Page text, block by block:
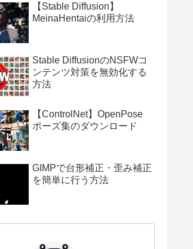
【Stable Diffusion】
MeinaHentaiの利用方法
Stable DiffusionのNSFWコ
ンテンツ対策を無効化する
方法
【ControlNet】OpenPose
ポーズ集のダウンロード
GIMPで台形補正・歪み補正
を簡単に行う方法